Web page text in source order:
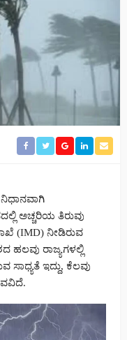
ಅಚ್ಚರಿಯ ತಿರುವು
(IMD) ನೀಡಿರುವ
ಹಲವು ರಾಜ್ಯಗಳಲ್ಲಿ
ಸಾಧ್ಯತೆ ಇದ್ದು, ಕೆಲವು